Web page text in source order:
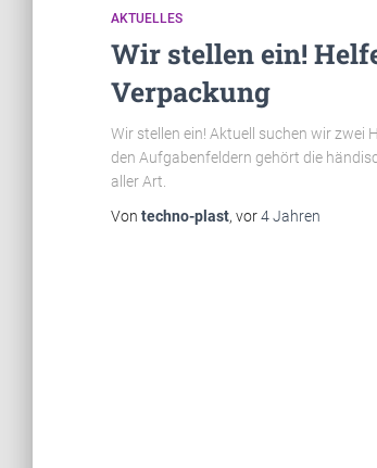
AKTUELLES
Wir stellen ein!
Verpackung
Wir stellen ein! Aktuell suchen wir
den Aufgabenfeldern gehört die
aller Art.
Von techno-plast, vor4 Jahren